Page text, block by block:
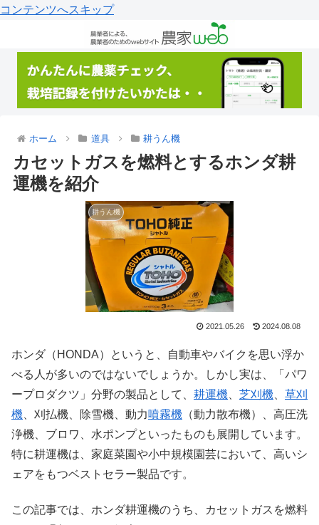
コンテンツへスキップ
ホーム 道具 耕うん機
カセットガスを燃料とするホンダ耕
運機を紹介
耕うん機
2021.05.26 2024.08.08
ホンダ（HONDA）というと、自動車やバイクを思い浮か
べる人が多いのではないでしょうか。しかし実は、「パワ
ープロダクツ」分野の製品として、 耕運機 芝刈機
草刈
機 、刈払機、除雪機、動力噴霧機 （動力散布機）、高圧洗
浄機、ブロワ、水ポンプといったものも展開しています。
特に耕運機は、家庭菜園や小中規模園芸において、高いシ
ェアをもつベストセラー製品です。
この記事では、ホンダ耕運機のうち、カセットガスを燃料